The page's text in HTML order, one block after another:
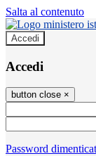
Salta al contenuto
Accedi
Accedi
button close ×
Password